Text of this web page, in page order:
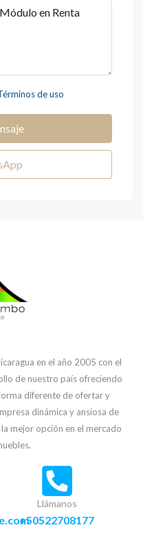
de uso
en el año 2005 con el
de nuestro país ofreciendo
diferente de ofertar y
dinámica y ansiosa de
mejor opción en el mercado
Llámanos
+50522708177